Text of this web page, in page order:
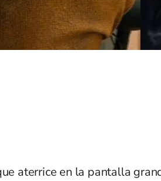
aterrice en la pantalla